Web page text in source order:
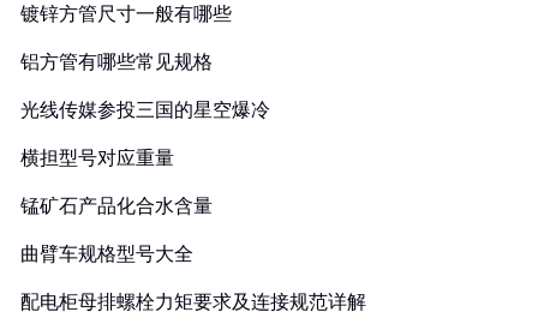
镀锌方管尺寸一般有哪些
铝方管有哪些常见规格
光线传媒参投三国的星空爆冷
横担型号对应重量
锰矿石产品化合水含量
曲臂车规格型号大全
配电柜母排螺栓力矩要求及连接规范详解